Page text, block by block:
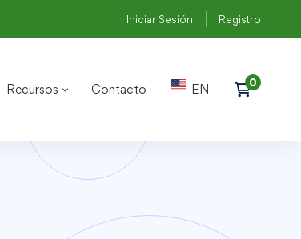
Iniciar Sesión Registro
Recursos Contacto EN